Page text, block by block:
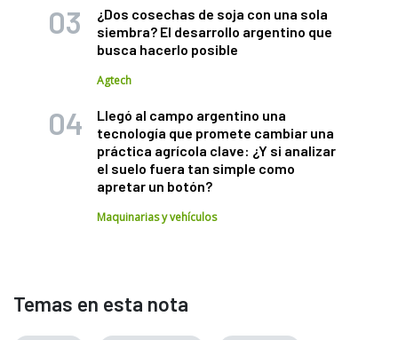
¿Dos cosechas de soja con una sola
siembra? El desarrollo argentino que
busca hacerlo posible
Agtech
Llegó al campo argentino una
tecnología que promete cambiar una
práctica agrícola clave: ¿Y si analizar
el suelo fuera tan simple como
apretar un botón?
Maquinarias y vehículos
Temas en esta nota